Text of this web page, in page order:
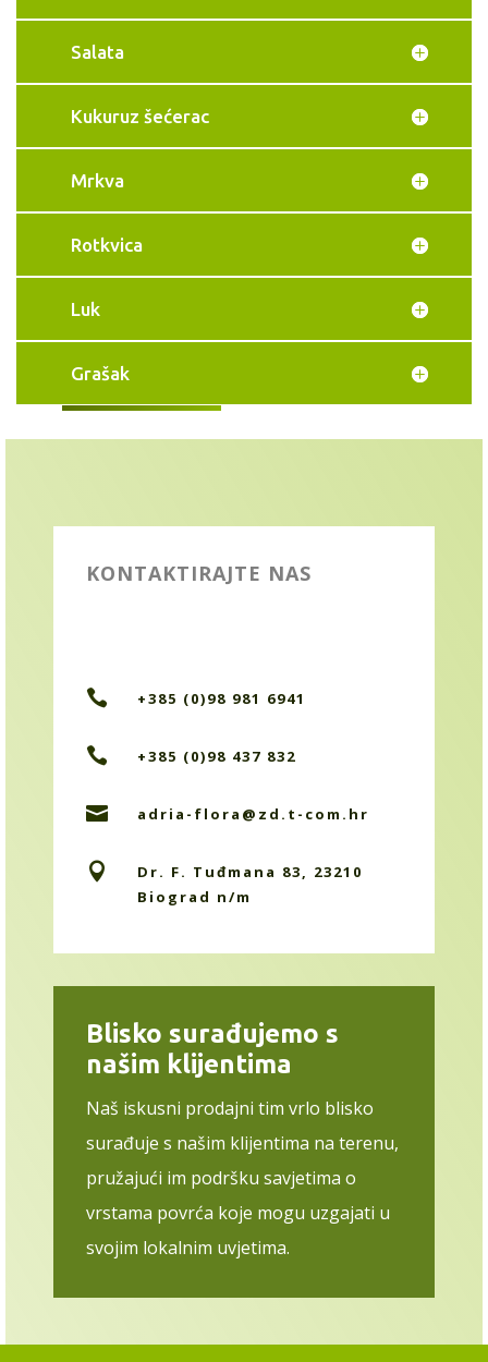
Salata
Kukuruz šećerac
Mrkva
Rotkvica
Luk
Grašak
KONTAKTIRAJTE NAS
 +385 (0)98 981 6941
 +385 (0)98 437 832
 adria-flora@zd.t-com.hr

Dr. F. Tuđmana 83, 23210
Biograd n/m
Blisko surađujemo s
našim klijentima
Naš iskusni prodajni tim vrlo blisko
surađuje s našim klijentima na terenu,
pružajući im podršku savjetima o
vrstama povrća koje mogu uzgajati u
svojim lokalnim uvjetima.